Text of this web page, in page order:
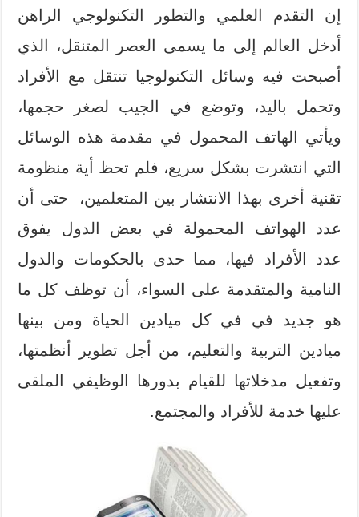
إن التقدم العلمي والتطور التكنولوجي الراهن
أدخل العالم إلى ما يسمى العصر المتنقل، الذي
أصبحت فيه وسائل التكنولوجيا تنتقل مع الأفراد
وتحمل باليد، وتوضع في الجيب لصغر حجمها،
ويأتي الهاتف المحمول في مقدمة هذه الوسائل
التي انتشرت بشكل سريع، فلم تحظ أية منظومة
تقنية أخرى بهذا الانتشار بين المتعلمين، حتى أن
عدد الهواتف المحمولة في بعض الدول يفوق
عدد الأفراد فيها، مما حدى بالحكومات والدول
النامية والمتقدمة على السواء، أن توظف كل ما
هو جديد في في كل ميادين الحياة ومن بينها
ميادين التربية والتعليم، من أجل تطوير أنظمتها،
وتفعيل مدخلاتها للقيام بدورها الوظيفي الملقى
عليها خدمة للأفراد والمجتمع.